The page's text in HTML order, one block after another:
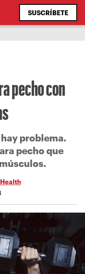
SUSCRÍBETE
pecho con
problema.
pecho que